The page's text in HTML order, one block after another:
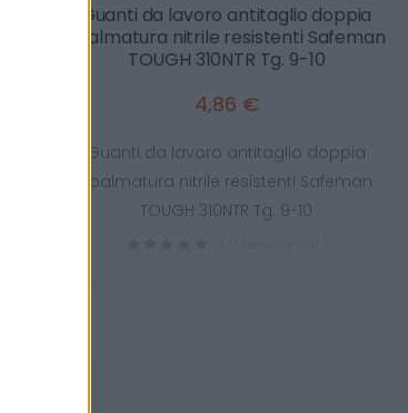
Guanti da lavoro antitaglio doppia
spalmatura nitrile resistenti Safeman
TOUGH 310NTR Tg. 9-10
4,86 €
Guanti da lavoro antitaglio doppia
spalmatura nitrile resistenti Safeman
TOUGH 310NTR Tg. 9-10